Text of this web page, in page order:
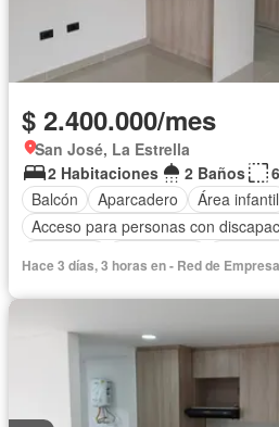
$ 2.400.000/mes
San José, La Estrella
2 Habitaciones
2 Baños
Balcón
Aparcadero
Área infantil
Acceso para personas con
Hace 3 días, 3 horas en - Red de